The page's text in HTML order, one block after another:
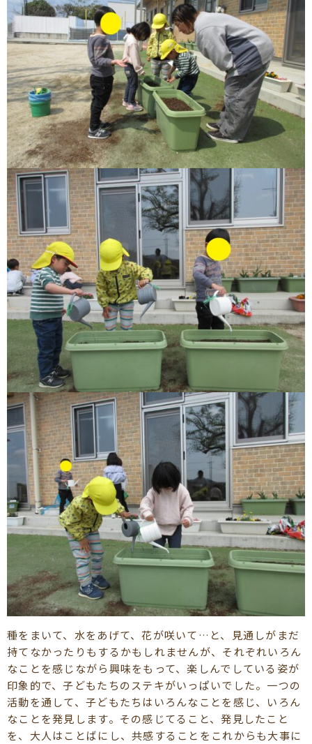
種をまいて、水をあげて、花が咲いて…と、見通しがまだ
持てなかったりもするかもしれませんが、それぞれいろん
なことを感じながら興味をもって、楽しんでしている姿が
印象的で、子どもたちのステキがいっぱいでした。一つの
活動を通して、子どもたちはいろんなことを感じ、いろん
なことを発見します。その感じてること、発見したこと
を、大人はことばにし、共感することをこれからも大事に